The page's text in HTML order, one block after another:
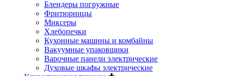
Блендеры погружные
Фритюрницы
Миксеры
Хлебопечки
Кухонные машины и комбайны
Вакуумные упаковщики
Варочные панели электрические
Духовые шкафы электрические